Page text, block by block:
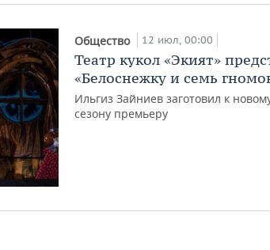
Общество 12 июл, 00:00
Театр кукол «Экият»
«Белоснежку и семь
Ильгиз Зайниев заготовил к
сезону премьеру